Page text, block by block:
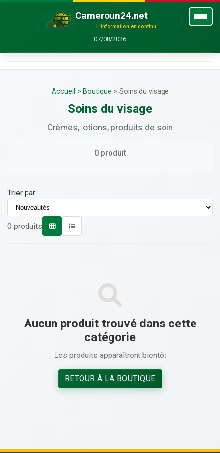
Cameroun24.net
L'information en continu
07/08/2026
Accueil > Boutique > Soins du visage
Soins du visage
Crèmes, lotions, produits de soin
0 produit
Trier par:
0 produits
Aucun produit trouvé dans cette
catégorie
Les produits apparaîtront bientôt
RETOUR À LA BOUTIQUE